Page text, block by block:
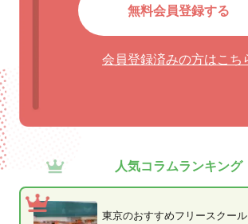
無料会員登録する
会員登録済みの方はこち
人気コラムランキング
東京のおすすめフリースクー